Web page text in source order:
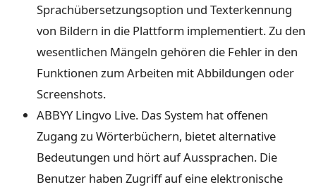
Sprachübersetzungsoption und Texterkennung
von Bildern in die Plattform implementiert. Zu den
wesentlichen Mängeln gehören die Fehler in den
Funktionen zum Arbeiten mit Abbildungen oder
Screenshots.
ABBYY Lingvo Live. Das System hat offenen
Zugang zu Wörterbüchern, bietet alternative
Bedeutungen und hört auf Aussprachen. Die
Benutzer haben Zugriff auf eine elektronische